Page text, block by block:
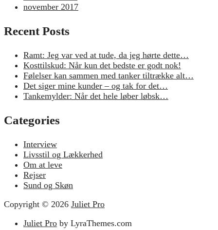
november 2017
Recent Posts
Ramt: Jeg var ved at tude, da jeg hørte dette…
Kosttilskud: Når kun det bedste er godt nok!
Følelser kan sammen med tanker tiltrække alt…
Det siger mine kunder – og tak for det…
Tankemylder: Når det hele løber løbsk…
Categories
Interview
Livsstil og Lækkerhed
Om at leve
Rejser
Sund og Skøn
Copyright © 2026 Juliet Pro
Juliet Pro by LyraThemes.com